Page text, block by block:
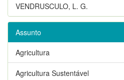
VENDRUSCULO, L. G.
Assunto
Agricultura
Agricultura Sustentável